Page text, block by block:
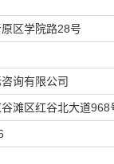
区学院路28号
询有限公司
滩区红谷北大道